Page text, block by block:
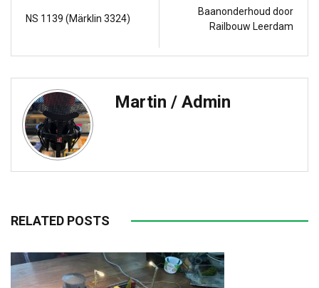
NS 1139 (Märklin 3324)
Baanonderhoud door
Railbouw Leerdam
Martin / Admin
RELATED POSTS